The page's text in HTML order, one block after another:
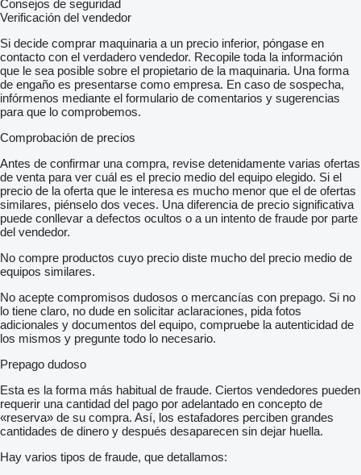
Consejos de seguridad
Verificación del vendedor
Si decide comprar maquinaria a un precio inferior, póngase en
contacto con el verdadero vendedor. Recopile toda la información
que le sea posible sobre el propietario de la maquinaria. Una forma
de engaño es presentarse como empresa. En caso de sospecha,
infórmenos mediante el formulario de comentarios y sugerencias
para que lo comprobemos.
Comprobación de precios
Antes de confirmar una compra, revise detenidamente varias ofertas
de venta para ver cuál es el precio medio del equipo elegido. Si el
precio de la oferta que le interesa es mucho menor que el de ofertas
similares, piénselo dos veces. Una diferencia de precio significativa
puede conllevar a defectos ocultos o a un intento de fraude por parte
del vendedor.
No compre productos cuyo precio diste mucho del precio medio de
equipos similares.
No acepte compromisos dudosos o mercancías con prepago. Si no
lo tiene claro, no dude en solicitar aclaraciones, pida fotos
adicionales y documentos del equipo, compruebe la autenticidad de
los mismos y pregunte todo lo necesario.
Prepago dudoso
Esta es la forma más habitual de fraude. Ciertos vendedores pueden
requerir una cantidad del pago por adelantado en concepto de
«reserva» de su compra. Así, los estafadores perciben grandes
cantidades de dinero y después desaparecen sin dejar huella.
Hay varios tipos de fraude, que detallamos: